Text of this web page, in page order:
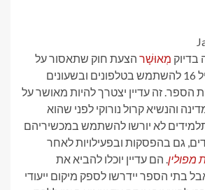
מְאוּשָׁר הצעת חוק שתאסור על
תלמידים מתחת לגיל 16 להשתמש בטלפונים ובשעונים
זה עדיין יצטרך להיות מאושר על
והנשיא קרול נורוקי לפני שהוא
לא יורשו להשתמש במכשיריהם
גם בהפסקות ובפעילויות לאחר
מפולין. הם עדיין יוכלו להביא את
בתי הספר יידרשו לספק מיקום ייעודי